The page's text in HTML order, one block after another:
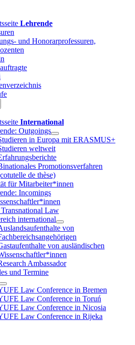
Lehrende
und Honorarprofessuren,
International
Outgoings
in Europa mit ERASMUS+
weltweit
Promotionsverfahren
de thèse)
für Mitarbeiter*innen
Incomings
Law
international
von
von ausländischen
Ambassador
und Termine
Law Conference in Bremen
Law Conference in Toruń
Law Conference in Nicosia
Law Conference in Rijeka